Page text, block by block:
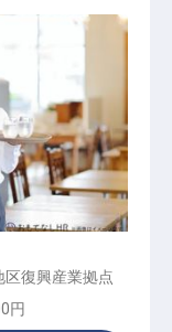
ンファレン
復興産業拠点
円